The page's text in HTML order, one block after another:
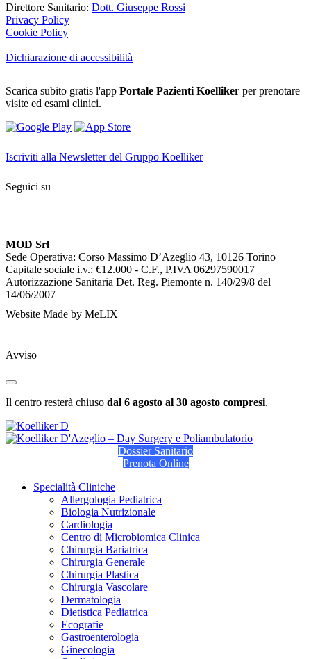
Direttore Sanitario: Dott. Giuseppe Rossi
Privacy Policy
Cookie Policy
Dichiarazione di accessibilità
Scarica subito gratis l'app Portale Pazienti Koelliker per prenotare
visite ed esami clinici.
Iscriviti alla Newsletter del Gruppo Koelliker
Seguici su
MOD Srl
Sede Operativa: Corso Massimo D’Azeglio 43, 10126 Torino
Capitale sociale i.v.: €12.000 - C.F., P.IVA 06297590017
Autorizzazione Sanitaria Det. Reg. Piemonte n. 140/29/8 del
14/06/2007
Website Made by MeLIX
Avviso
Il centro resterà chiuso dal 6 agosto al 30 agosto compresi.
Dossier Sanitario
Prenota Online
Specialità Cliniche
Allergologia Pediatrica
Biologia Nutrizionale
Cardiologia
Centro di Microbiomica Clinica
Chirurgia Bariatrica
Chirurgia Generale
Chirurgia Plastica
Chirurgia Vascolare
Dermatologia
Dietistica Pediatrica
Ecografie
Gastroenterologia
Ginecologia